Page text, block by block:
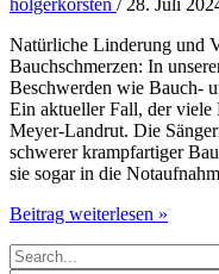
Natürliche Linderung und
Bauchschmerzen: In
Beschwerden wie Bauch-
Ein aktueller Fall, der viele
Meyer-Landrut. Die
schwerer krampfartiger
sie sogar in die
Natürliche
zur
Beitrag weiterlesen »
Suchen